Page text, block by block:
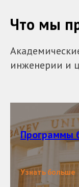
Что мы
инженерии и
Программы
Узнать больше